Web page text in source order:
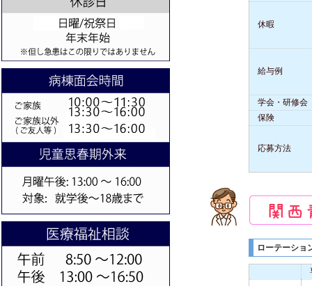
休暇
給与例
学会・研修会
保険
応募方法
ローテーショ